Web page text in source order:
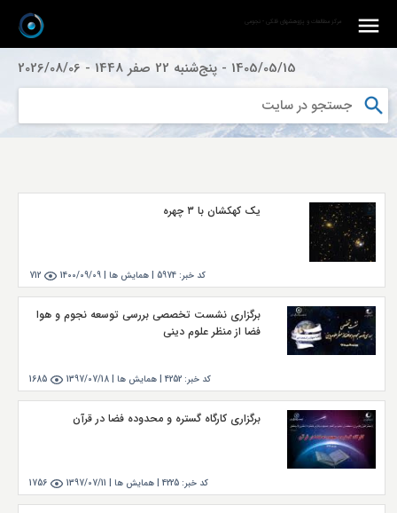
1405/05/15
- پنج‌شنبه 22 صفر 1448 -
2026/08/06
مرکز مطالعات و پژوهشهای فلکی - نجومی
یک کهکشان با ۳ چهره
کد خبر: 5974
|همايش ها |1400/09/09
712
برگزاری نشست تخصصی بررسی توسعه نجوم و هوا
فضا از منظر علوم دینی
کد خبر: 4252
|همايش ها |1397/07/18
1685
برگزاری کارگاه گستره و محدوده فضا در قرآن
کد خبر: 4225
|همايش ها | 1397/07/11
1756